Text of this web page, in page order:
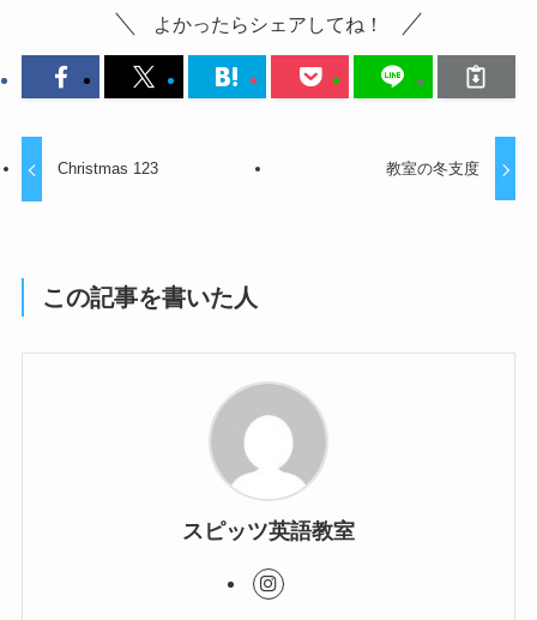
よかったらシェアしてね！
Christmas 123 教室の冬支度
この記事を書いた人
スピッツ英語教室